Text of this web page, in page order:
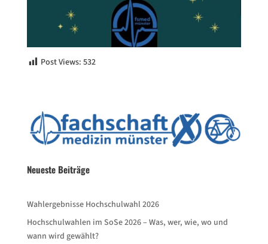
Post Views: 532
Neueste Beiträge
Wahlergebnisse Hochschulwahl 2026
Hochschulwahlen im SoSe 2026 – Was, wer, wie, wo und
wann wird gewählt?